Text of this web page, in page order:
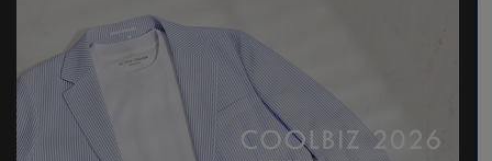
※サイズは弊社規定の採寸によって記載しておりますが、若干の
個体差が生じる場合がございます。